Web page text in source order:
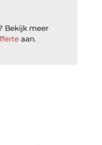
Bekijk meer
aan.